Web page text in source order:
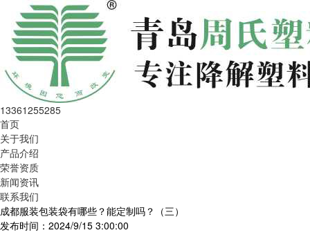
13361255285
首页
关于我们
产品介绍
荣誉资质
新闻资讯
联系我们
成都服装包装袋有哪些？能定制吗？（三）
发布时间：2024/9/15 3:00:00